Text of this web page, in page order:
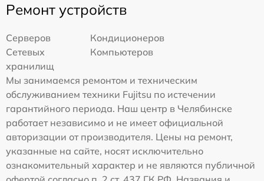
Ремонт устройств
Серверов
Кондиционеров
Сетевых
хранилищ
Компьютеров
Мы занимаемся ремонтом и техническим
обслуживанием техники Fujitsu по истечении
гарантийного периода. Наш центр в Челябинске
работает независимо и не имеет официальной
авторизации от производителя. Цены на ремонт,
указанные на сайте, носят исключительно
ознакомительный характер и не являются публичной